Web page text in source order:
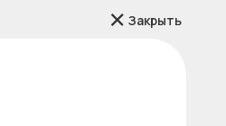
Закрыть